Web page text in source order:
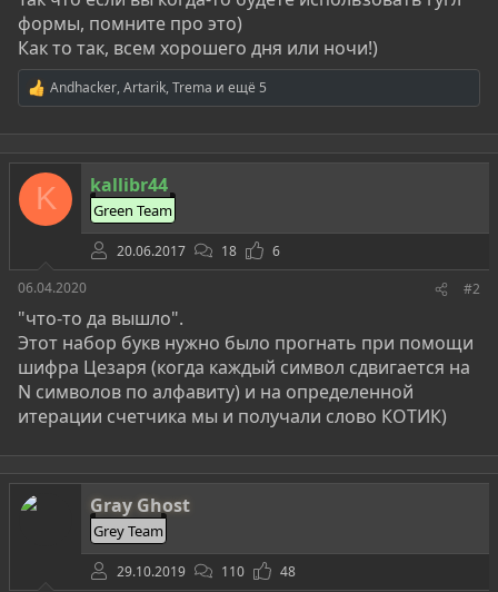
формы, помните про это)
Как то так, всем хорошего дня или ночи!)
Р
е
а
ц
и
:
Andhacker,Artarik,Trema и ещё 5
K kallibr44
Green Team
20.06.2017 18
6
06.04.2020
#2
"что-то да вышло".
Этот набор букв нужно было прогнать при помощи
шифра Цезаря (когда каждый символ сдвигается на
N символов по алфавиту) и на определенной
итерации счетчика мы и получали слово КОТИК)
Gray Ghost
Grey Team
29.10.2019 110
48